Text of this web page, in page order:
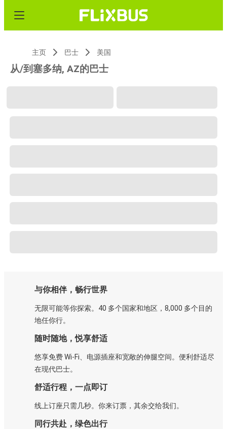
主页 巴士 美国
从/到塞多纳, AZ的巴士
与你相伴，畅行世界
无限可能等你探索。40 多个国家和地区，8,000 多个目的
地任你行。
随时随地，悦享舒适
悠享免费 Wi-Fi、电源插座和宽敞的伸腿空间。便利舒适尽
在现代巴士。
舒适行程，一点即订
线上订座只需几秒。你来订票，其余交给我们。
同行共赴，绿色出行